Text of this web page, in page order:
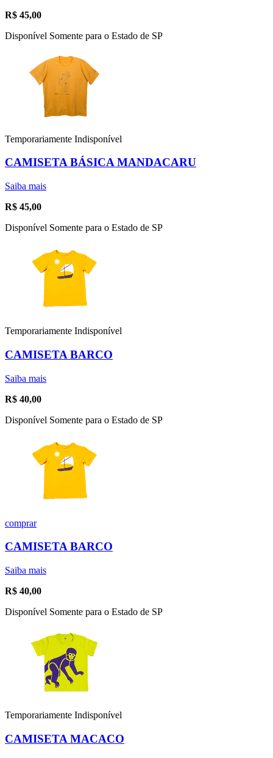
R$ 45,00
Disponível Somente para o Estado de SP
Temporariamente Indisponível
CAMISETA BÁSICA MANDACARU
Saiba mais
R$ 45,00
Disponível Somente para o Estado de SP
Temporariamente Indisponível
CAMISETA BARCO
Saiba mais
R$ 40,00
Disponível Somente para o Estado de SP
comprar
CAMISETA BARCO
Saiba mais
R$ 40,00
Disponível Somente para o Estado de SP
Temporariamente Indisponível
CAMISETA MACACO